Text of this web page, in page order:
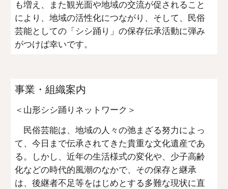
も増え、また観光面や地域の交流が促されること
により、地域の活性化につながり、そして、民俗
芸能としての「シシ踊り」の保存伝承活動に弾み
がつけば幸いです。
事業・組織案内
＜山形シシ踊りネットワーク＞
民俗芸能は、地域の人々の弛まざる努力によっ
て、今日まで伝承されてきた貴重な文化遺産であ
る。しかし、近年の生活様式の変化や、少子高齢
化などの時代的風潮のなかで、その保存と継承
は、後継者不足等をはじめとする多難な現状に直